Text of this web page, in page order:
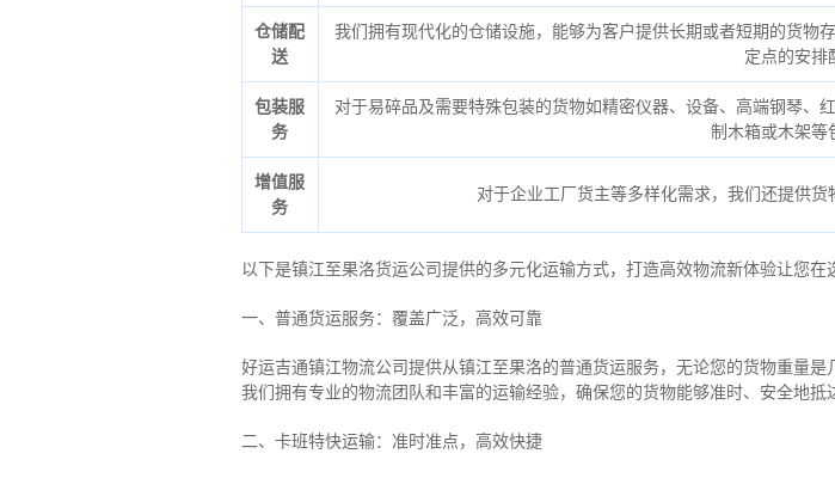
仓储配
送
我们拥有现代化的仓储设施，能够为客户提供长期或者短期的货物
定点的安排
包装服
务
对于易碎品及需要特殊包装的货物如精密仪器、设备、高端钢琴、
制木箱或木架等
增值服
务
对于企业工厂货主等多样化需求，我们还提供货
以下是镇江至果洛货运公司提供的多元化运输方式，打造高效物流新体验让您在
一、普通货运服务：覆盖广泛，高效可靠
好运吉通镇江物流公司提供从镇江至果洛的普通货运服务，无论您的货物重量
我们拥有专业的物流团队和丰富的运输经验，确保您的货物能够准时、安全地抵
二、卡班特快运输：准时准点，高效快捷